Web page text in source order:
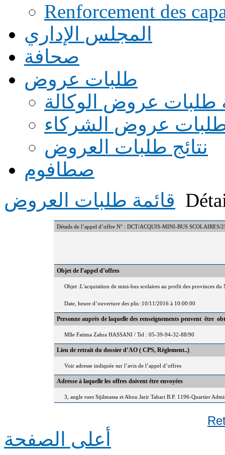
Renforcement des
المجلس الإداري
صحافة
طلبات عروض
طلبات عروض الوكالة
طلبات عروض الشركاء
نتائج طلبات العروض
صطافوم
قائمة طلبات العروض
Détails de l’appel d’offre N° : DCT/ACQUIS-MINI-BUS SCOLAIRES/
Objet de l’appel d’offres
Objet :L'acquisition de mini-bus scolaires au profit des provinces du
Date, heure d’ouverture des plis :10/11/2016 à 10:00:00
Personne auprès de laquelle des renseignements peuvent être
Mlle Fatima Zahra HASSANI / Tel : 05-39-94-32-88/90
Lieu de retrait du dossier d’AO ( CPS, Règlement..)
Voir adresse indiquée sur l’avis de l’appel d’offres
Adresse à laquelle les offres doivent être envoyées
3, angle rues Sijilmassa et Abou Jarir Tabari B.P. 1196-Quartier
أعلى الصفحة